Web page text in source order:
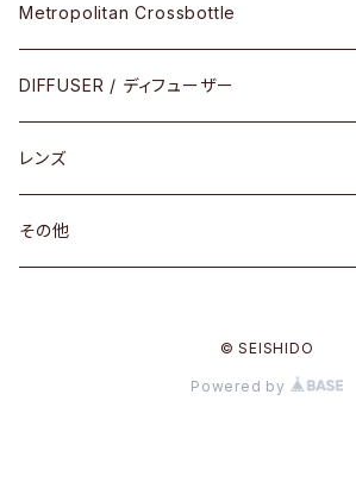
コンビネーション
メタル
コンビ
Metropolitan Crossbottle
30cm×30cm
18cm×13cm
DIFFUSER / ディフューザー
グラスコード
メガネケース
レンズ
その他
© SEISHIDO
Powered by